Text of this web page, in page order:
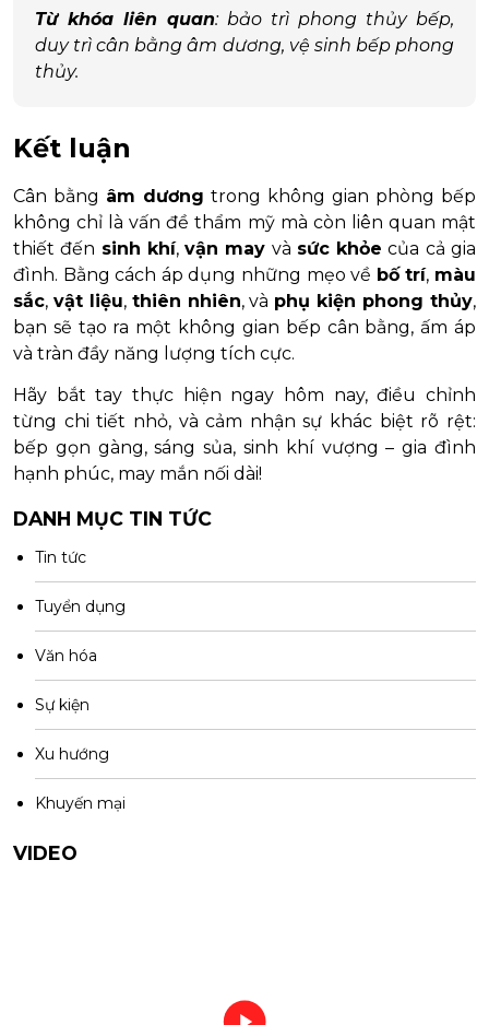
Từ khóa liên quan: bảo trì phong thủy bếp,
duy trì cân bằng âm dương, vệ sinh bếp phong
thủy.
Kết luận
Cân bằng âm dương trong không gian phòng bếp
không chỉ là vấn đề thẩm mỹ mà còn liên quan mật
thiết đến sinh khí,vận may và sức khỏe của cả gia
đình. Bằng cách áp dụng những mẹo về bố trí, màu
sắc, vật liệu, thiên nhiên, và phụ kiện phong thủy,
bạn sẽ tạo ra một không gian bếp cân bằng, ấm áp
và tràn đầy năng lượng tích cực.
Hãy bắt tay thực hiện ngay hôm nay, điều chỉnh
từng chi tiết nhỏ, và cảm nhận sự khác biệt rõ rệt:
bếp gọn gàng, sáng sủa, sinh khí vượng – gia đình
hạnh phúc, may mắn nối dài!
DANH MỤC TIN TỨC
Tin tức
Tuyển dụng
Văn hóa
Sự kiện
Xu hướng
Khuyến mại
VIDEO